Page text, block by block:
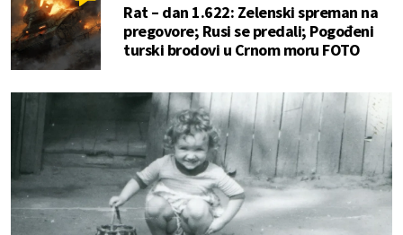
Rat – dan 1.622: Zelenski spreman na
pregovore; Rusi se predali; Pogođeni
turski brodovi u Crnom moru FOTO